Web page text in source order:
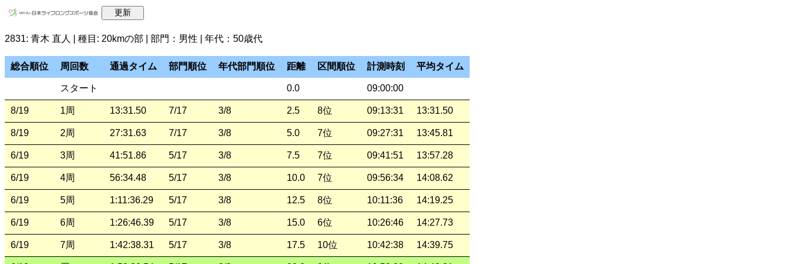
2831: 青木 直人 | 種目: 20kmの部 | 部門：男性 | 年代：50歳代
総合順位 周回数 通過タイム 部門順位 年代部門順位 距離 区間順位 計測時刻 平均タイム
スタート 0.0 09:00:00
8/19 1周 13:31.50 7/17 3/8 2.5 8位 09:13:31 13:31.50
8/19 2周 27:31.63 7/17 3/8 5.0 7位 09:27:31 13:45.81
6/19 3周 41:51.86 5/17 3/8 7.5 7位 09:41:51 13:57.28
6/19 4周 56:34.48 5/17 3/8 10.0 7位 09:56:34 14:08.62
6/19 5周 1:11:36.29 5/17 3/8 12.5 8位 10:11:36 14:19.25
6/19 6周 1:26:46.39 5/17 3/8 15.0 6位 10:26:46 14:27.73
6/19 7周 1:42:38.31 5/17 3/8 17.5 10位 10:42:38 14:39.75